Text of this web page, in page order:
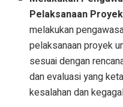
Pelaksanaan Proyek
melakukan
pelaksanaan proyek
sesuai dengan
dan evaluasi yang
kesalahan dan